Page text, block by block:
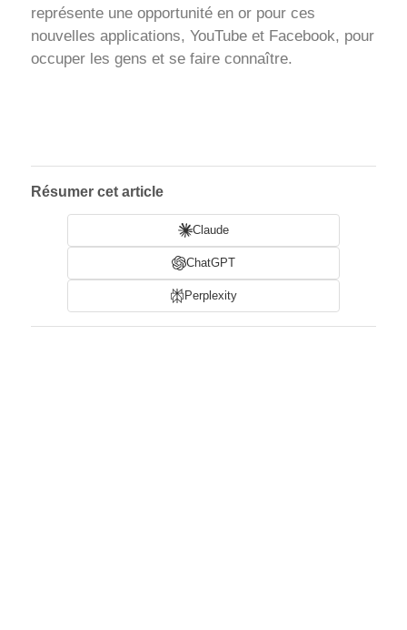
représente une opportunité en or pour ces
nouvelles applications, YouTube et Facebook, pour
occuper les gens et se faire connaître.
Résumer cet article
Claude
ChatGPT
Perplexity